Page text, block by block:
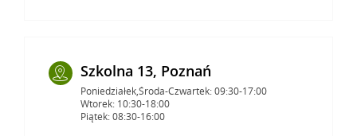
Szkolna 13, Poznań
Poniedziałek,Środa-Czwartek: 09:30-17:00
Wtorek: 10:30-18:00
Piątek: 08:30-16:00